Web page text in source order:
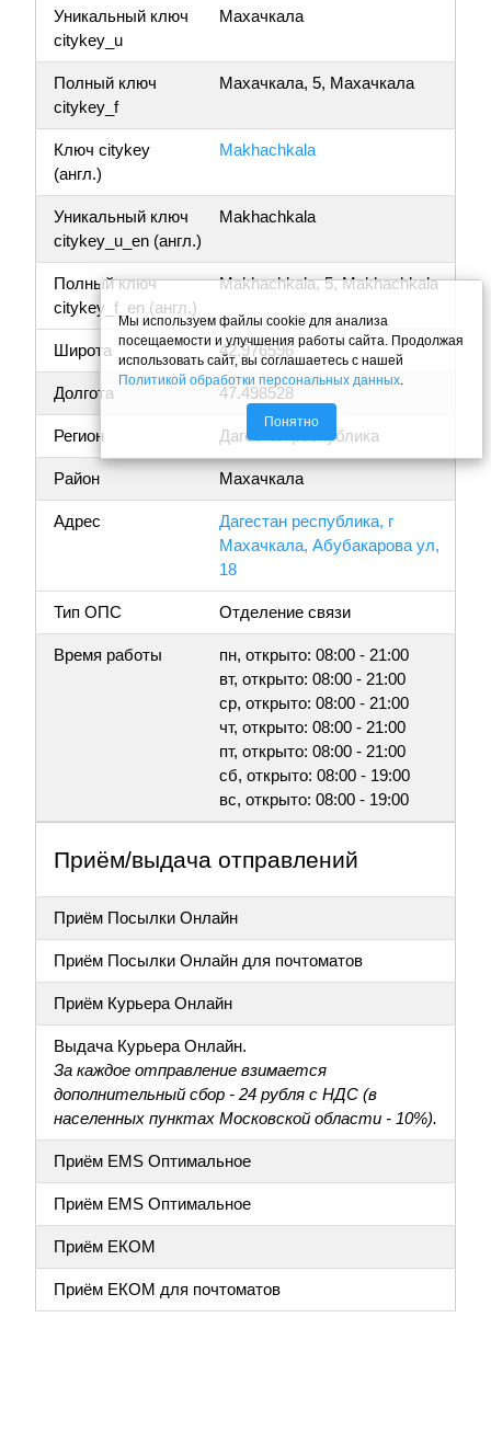
Уникальный ключ
citykey_u
Махачкала
Полный ключ
citykey_f
Махачкала, 5, Махачкала
Ключ citykey
(англ.)
Makhachkala
Уникальный ключ
citykey_u_en (англ.)
Makhachkala
Полный ключ
citykey_f_en (англ.)
Makhachkala, 5, Makhachkala
Широта 42.976596
Долгота 47.498528
Регион Дагестан республика
Район Махачкала
Адрес
Дагестан республика, г
Махачкала, Абубакарова ул,
18
Тип ОПС Отделение связи
Время работы
пн, открыто: 08:00 - 21:00
вт, открыто: 08:00 - 21:00
ср, открыто: 08:00 - 21:00
чт, открыто: 08:00 - 21:00
пт, открыто: 08:00 - 21:00
сб, открыто: 08:00 - 19:00
вс, открыто: 08:00 - 19:00
Приём/выдача отправлений
Приём Посылки Онлайн
Приём Посылки Онлайн для почтоматов
Приём Курьера Онлайн
Выдача Курьера Онлайн.
За каждое отправление взимается
дополнительный сбор - 24 рубля с НДС (в
населенных пунктах Московской области - 10%).
Приём EMS Оптимальное
Приём EMS Оптимальное
Приём ЕКОМ
Приём ЕКОМ для почтоматов
Мы используем файлы cookie для анализа
посещаемости и улучшения работы сайта. Продолжая
использовать сайт, вы соглашаетесь с нашей
Политикой обработки персональных данных
Понятно